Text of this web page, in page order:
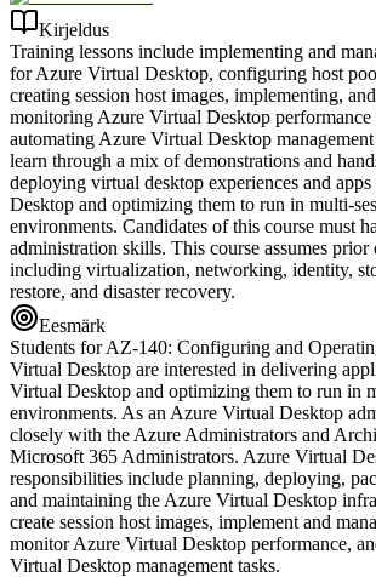
Kirjeldus
Training lessons include implementing and
for Azure Virtual Desktop, configuring host
creating session host images, implementing,
monitoring Azure Virtual Desktop performance
automating Azure Virtual Desktop
learn through a mix of demonstrations and
deploying virtual desktop experiences and
Desktop and optimizing them to run in multi-
environments. Candidates of this course must
administration skills. This course assumes prior
including virtualization, networking, identity,
restore, and disaster recovery.
Eesmärk
Students for AZ-140: Configuring and
Virtual Desktop are interested in delivering
Virtual Desktop and optimizing them to run in
environments. As an Azure Virtual Desktop
closely with the Azure Administrators and
Microsoft 365 Administrators. Azure Virtual
responsibilities include planning, deploying,
and maintaining the Azure Virtual Desktop
create session host images, implement and
monitor Azure Virtual Desktop performance,
Virtual Desktop management tasks.